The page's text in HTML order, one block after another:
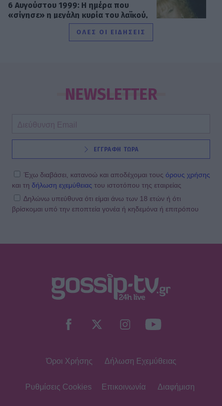
6 Αυγούστου 1999: Η ημέρα που
«σίγησε» η μεγάλη κυρία του λαϊκού,
Ρίτα Σακελλαρίου
το πόσο γρήγορα περνά η ζωή
MEDIA
True Crime στο Netflix: Τα καλύτερα
συρροή δολοφόνους
MEDIA
μπαίνουν σε τροχιά σύγκρουσης
Δημουλίδου:«Οι αναγνώστες που με
οι haters λογοτεχνικό σκουπίδι»
πρωταγωνιστούν στη νέα σατιρική
ΟΛΕΣ ΟΙ ΕΙΔΗΣΕΙΣ
NEWSLETTER
ΕΓΓΡΑΦΗ ΤΩΡΑ
Έχω διαβάσει, κατανοώ και αποδέχομαι τους όρους χρήσης
και τη δήλωση εχεμύθειας του ιστοτόπου της εταιρείας
Δηλώνω υπεύθυνα ότι είμαι άνω των 18 ετών ή ότι
βρίσκομαι υπό την εποπτεία γονέα ή κηδεμόνα ή επιτρόπου
Όροι Χρήσης Δήλωση Εχεμύθειας
Ρυθμίσεις Cookies Επικοινωνία Διαφήμιση